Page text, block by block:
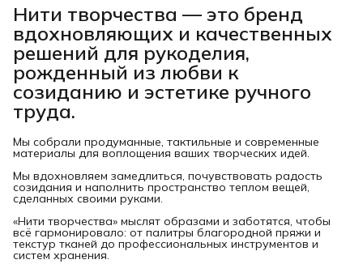
Нити творчества — это бренд
вдохновляющих и качественных
решений для рукоделия,
рожденный из любви к
созиданию и эстетике ручного
труда.
Мы собрали продуманные, тактильные и современные
материалы для воплощения ваших творческих идей.
Мы вдохновляем замедлиться, почувствовать радость
созидания и наполнить пространство теплом вещей,
сделанных своими руками.
«Нити творчества» мыслят образами и заботятся, чтобы
всё гармонировало: от палитры благородной пряжи и
текстур тканей до профессиональных инструментов и
систем хранения.